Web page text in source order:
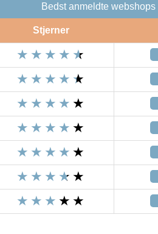
Bedst anmeldte webshops
Stjerner